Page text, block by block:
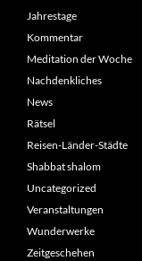
Jahrestage
Kommentar
Meditation der Woche
Nachdenkliches
News
Rätsel
Reisen-Länder-Städte
Shabbat shalom
Uncategorized
Veranstaltungen
Wunderwerke
Zeitgeschehen